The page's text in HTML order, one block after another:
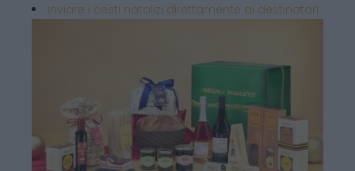
Inviare i cesti natalizi direttamente ai destinatari